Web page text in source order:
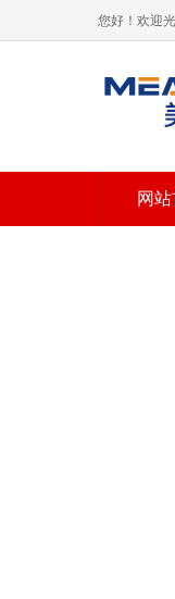
您好！欢迎
网